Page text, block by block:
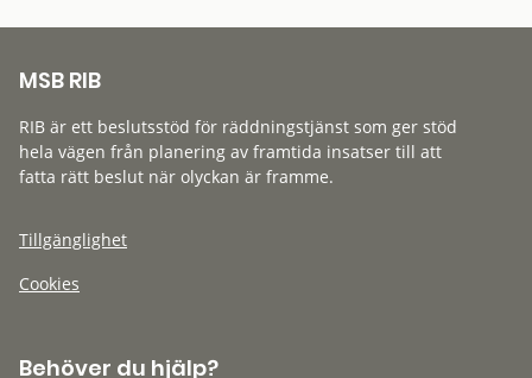
MSB RIB
RIB är ett beslutsstöd för räddningstjänst som ger stöd
hela vägen från planering av framtida insatser till att
fatta rätt beslut när olyckan är framme.
Tillgänglighet
Cookies
Behöver du hjälp?